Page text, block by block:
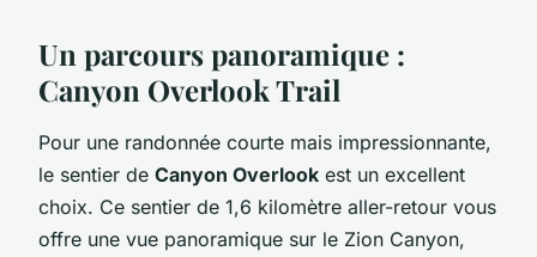
Un parcours panoramique :
Canyon Overlook Trail
Pour une randonnée courte mais impressionnante,
le sentier de Canyon Overlook est un excellent
choix. Ce sentier de 1,6 kilomètre aller-retour vous
offre une vue panoramique sur le Zion Canyon,